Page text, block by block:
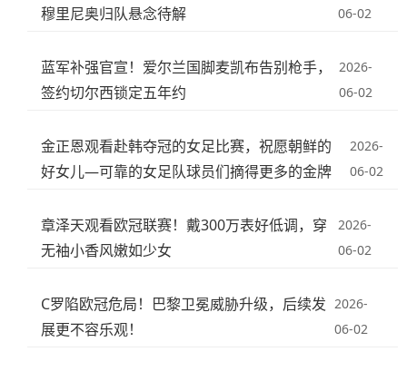
穆里尼奥归队悬念待解
06-02
蓝军补强官宣！爱尔兰国脚麦凯布告别枪手，
签约切尔西锁定五年约
2026-
06-02
金正恩观看赴韩夺冠的女足比赛，祝愿朝鲜的
好女儿—可靠的女足队球员们摘得更多的金牌
2026-
06-02
章泽天观看欧冠联赛！戴300万表好低调，穿
无袖小香风嫩如少女
2026-
06-02
C罗陷欧冠危局！巴黎卫冕威胁升级，后续发
展更不容乐观！
2026-
06-02